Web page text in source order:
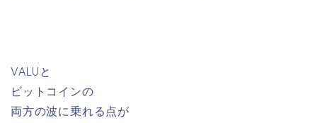
VALUと
ビットコインの
両方の波に乗れる点が